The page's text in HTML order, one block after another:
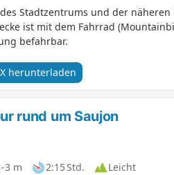
Stadtzentrums und der
ist mit dem Fahrrad
befahrbar.
herunterladen
rund um Saujon
-3 m 2:15 Std.
Leicht